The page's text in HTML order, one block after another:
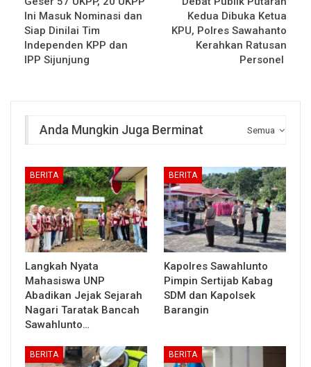
Ini Masuk Nominasi dan
Siap Dinilai Tim
Independen KPP dan
IPP Sijunjung
Kedua Dibuka Ketua
KPU, Polres Sawahanto
Kerahkan Ratusan
Personel
Semua
Anda Mungkin Juga Berminat
BERITA
Langkah Nyata
Mahasiswa UNP
Abadikan Jejak Sejarah
Nagari Taratak Bancah
Sawahlunto…
BERITA
Kapolres Sawahlunto
Pimpin Sertijab Kabag
SDM dan Kapolsek
Barangin
BERITA BERITA